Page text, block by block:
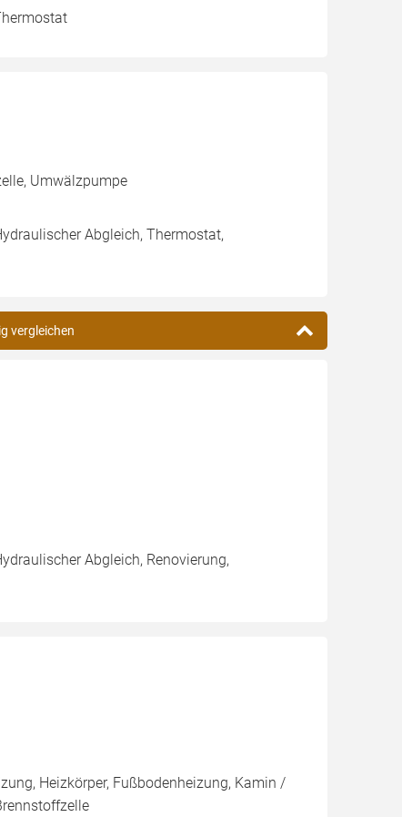
Umwälzpumpe
Abgleich, Thermostat,
vergleichen
Abgleich, Renovierung,
Heizkörper, Fußbodenheizung, Kamin /